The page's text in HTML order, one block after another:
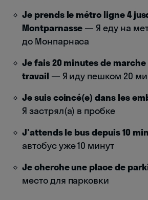
Je prends le métro ligne 4
Montparnasse — Я еду на
до Монпарнаса
Je fais 20 minutes de
travail — Я иду пешком 20
Je suis coincé(e) dans les
Я застрял(а) в пробке
J'attends le bus depuis 10
автобус уже 10 минут
Je cherche une place de
место для парковки